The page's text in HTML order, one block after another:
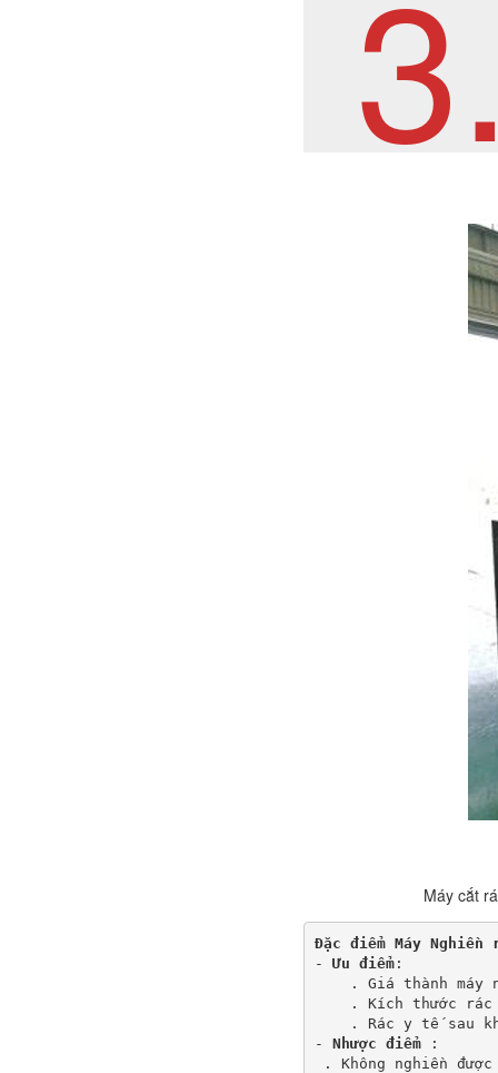
Máy cắt
Đặc điểm Máy
- Ưu điểm :
. Giá thành máy
. Kích thước rác
. Rác y tế sau
- Nhược điểm :
. Không nghiền